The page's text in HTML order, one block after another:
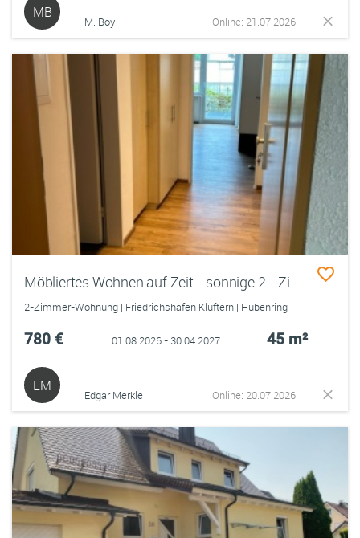
MB
M. Boy Online: 21.07.2026
Möbliertes Wohnen auf Zeit - sonnige 2 - Zimmerwohnung
2-Zimmer-Wohnung | Friedrichshafen Kluftern | Hubenring
780 € 01.08.2026 - 30.04.2027 45 m²
EM
Edgar Merkle Online: 20.07.2026